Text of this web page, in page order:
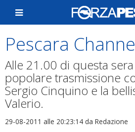
Pescara
Alle 21.00 di questa
popolare trasmissione
Sergio Cinquino e la
Valerio.
29-08-2011 alle 20:23:14 da Redazione